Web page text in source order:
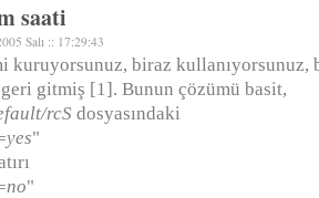
saati
Salı :: 17:29:43
kuruyorsunuz, biraz kullanıyorsunuz,
geri gitmiş [1]. Bunun çözümü basit,
rcS dosyasındaki
"
"